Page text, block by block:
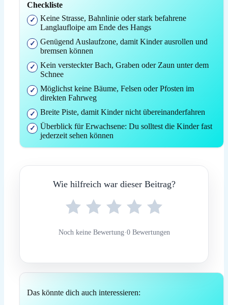
Checkliste
Keine Strasse, Bahnlinie oder stark befahrene
Langlaufloipe am Ende des Hangs
Genügend Auslaufzone, damit Kinder ausrollen und
bremsen können
Kein versteckter Bach, Graben oder Zaun unter dem
Schnee
Möglichst keine Bäume, Felsen oder Pfosten im
direkten Fahrweg
Breite Piste, damit Kinder nicht übereinanderfahren
Überblick für Erwachsene: Du solltest die Kinder fast
jederzeit sehen können
Wie hilfreich war dieser Beitrag?
Noch keine Bewertung·0 Bewertungen
Das könnte dich auch interessieren: